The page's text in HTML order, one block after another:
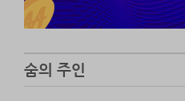
숨의 주인